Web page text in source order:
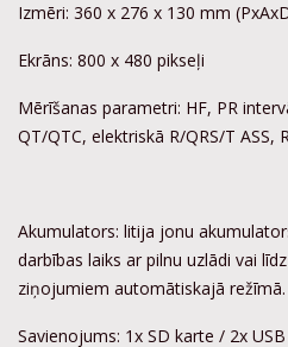
Izmēri: 360 x 276 x 130 mm
Ekrāns: 800 x 480 pikseļi
Mērīšanas parametri: HF, PR
QT/QTC, elektriskā R/QRS/T ASS,
Akumulators: litija jonu
darbības laiks ar pilnu uzlādi vai
ziņojumiem automātiskajā režīmā.
Savienojums: 1x SD karte / 2x